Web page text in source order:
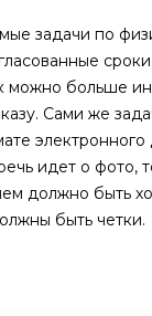
задачи по
можно больше
Сами же
идет о фото,
должно быть
быть четки.